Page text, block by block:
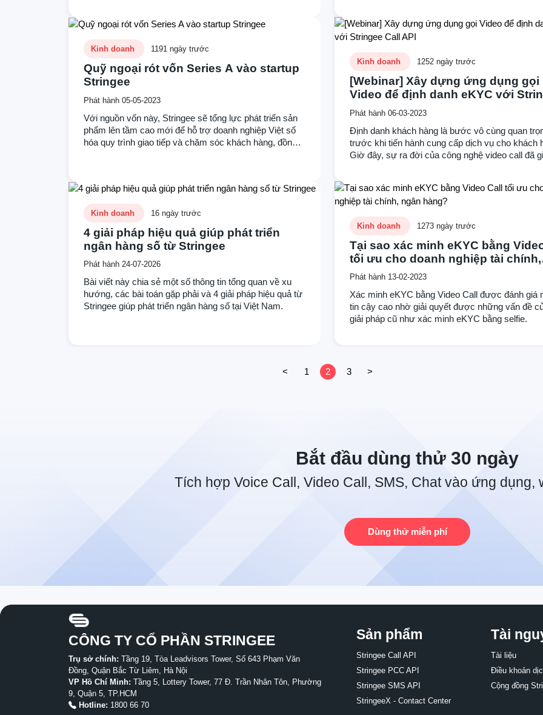
Kinh doanh 1191 ngày trước
Quỹ ngoại rót vốn Series A vào startup
Stringee
Phát hành 05-05-2023
Với nguồn vốn này, Stringee sẽ tổng lực phát triển sản
phẩm lên tầm cao mới để hỗ trợ doanh nghiệp Việt số
hóa quy trình giao tiếp và chăm sóc khách hàng, đồng
Kinh doanh 1252 ngày trước
[Webinar] Xây dựng ứng dụng gọi
Video để định danh eKYC với
Call API
Phát hành 06-03-2023
Định danh khách hàng là bước vô cùng quan
trước khi tiến hành cung cấp dịch vụ cho khách
Giờ đây, sự ra đời của công nghệ video call đã
nghiệp lẫn khách hàng với độ chính xác tuyệt
Kinh doanh 16 ngày trước
4 giải pháp hiệu quả giúp phát triển
ngân hàng số từ Stringee
Phát hành 24-07-2026
Bài viết này chia sẻ một số thông tin tổng quan về xu
hướng, các bài toán gặp phải và 4 giải pháp hiệu quả từ
Stringee giúp phát triển ngân hàng số tại Việt Nam.
Kinh doanh 1273 ngày trước
Tại sao xác minh eKYC bằng
tối ưu cho doanh nghiệp tài chính,
ngân hàng?
Phát hành 13-02-2023
Xác minh eKYC bằng Video Call được đánh giá
tin cậy cao nhờ giải quyết được những vấn đề
giải pháp cũ như xác minh eKYC bằng selfie.
< 1 2 3 >
Bắt đầu dùng thử 30 ngày
Tích hợp Voice Call, Video Call, SMS, Chat vào ứng dụng,
Dùng thử miễn phí
CÔNG TY CỔ PHẦN STRINGEE
Trụ sở chính: Tầng 19, Tòa Leadvisors Tower, Số 643 Phạm Văn
Đồng, Quận Bắc Từ Liêm, Hà Nội
VP Hồ Chí Minh: Tầng 5, Lottery Tower, 77 Đ. Trần Nhân Tôn, Phường
9, Quận 5, TP.HCM
Hotline: 1800 66 70
Sản phẩm
Stringee Call API
Stringee PCC API
Stringee SMS API
StringeeX - Contact Center
Tài
Tài liệu
Điều khoản
Cộng đồng